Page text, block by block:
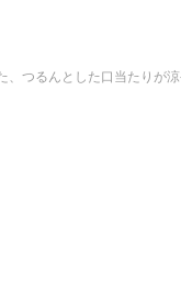
つるんとした口当たりが